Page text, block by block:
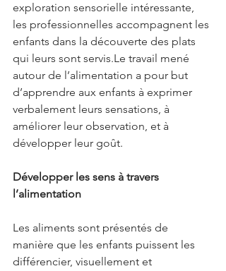
exploration sensorielle intéressante,
les professionnelles accompagnent les
enfants dans la découverte des plats
qui leurs sont servis.Le travail mené
autour de l’alimentation a pour but
d’apprendre aux enfants à exprimer
verbalement leurs sensations, à
améliorer leur observation, et à
développer leur goût.
Développer les sens à travers
l’alimentation
Les aliments sont présentés de
manière que les enfants puissent les
différencier, visuellement et